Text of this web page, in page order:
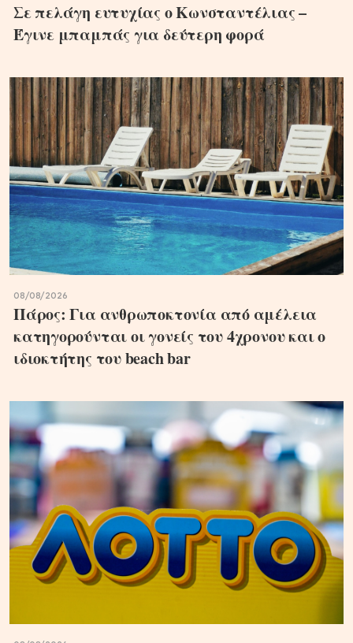
Σε πελάγη ευτυχίας ο Κωνσταντέλιας –
Έγινε μπαμπάς για δεύτερη φορά
08/08/2026
Πάρος: Για ανθρωποκτονία από αμέλεια
κατηγορούνται οι γονείς του 4χρονου και ο
ιδιοκτήτης του beach bar